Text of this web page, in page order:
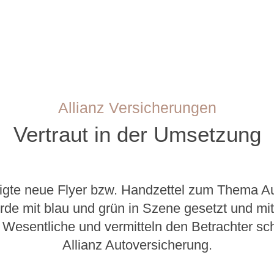
Allianz Versicherungen
Vertraut in der Umsetzung
neue Flyer bzw. Handzettel zum Thema
mit blau und grün in Szene gesetzt und
und vermitteln den Betrachter
Allianz Autoversicherung.